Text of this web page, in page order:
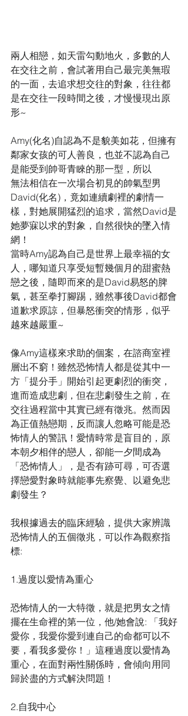
兩人相戀，如天雷勾動地火，多數的人
在交往之前，會試著用自己最完美無瑕
的一面，去追求想交往的對象，往往都
是在交往一段時間之後，才慢慢現出原
形~
Amy(化名)自認為不是貌美如花，但擁有
鄰家女孩的可人善良，也並不認為自己
是能受到帥哥青睞的那一型，所以
無法相信在一次場合初見的帥氣型男
David(化名)，竟如連續劇裡的劇情一
樣，對她展開猛烈的追求，當然David是
她夢寐以求的對象，自然很快的墜入情
網！
當時Amy認為自己是世界上最幸福的女
人，哪知道只享受短暫幾個月的甜蜜熱
戀之後，隨即而來的是David易怒的脾
氣，甚至拳打腳踢，雖然事後David都會
道歉求原諒，但暴怒衝突的情形，似乎
越來越嚴重~
像Amy這樣來求助的個案，在諮商室裡
層出不窮！雖然恐怖情人都是從其中一
方「提分手」開始引起更劇烈的衝突，
進而造成悲劇，但在悲劇發生之前，在
交往過程當中其實已經有徵兆。然而因
為正值熱戀期，反而讓人忽略可能是恐
怖情人的警訊！愛情時常是盲目的，原
本朝夕相伴的戀人，卻能一夕間成為
「恐怖情人」，是否有跡可尋，可否選
擇戀愛對象時就能事先察覺、以避免悲
劇發生？
我根據過去的臨床經驗，提供大家辨識
恐怖情人的五個徵兆，可以作為觀察指
標:
1.過度以愛情為重心
恐怖情人的一大特徵，就是把男女之情
擺在生命裡的第一位，他/她會說: 「我好
愛你，我愛你愛到連自己的命都可以不
要，看我多愛你！」這種過度以愛情為
重心，在面對兩性關係時，會傾向用同
歸於盡的方式解決問題！
2.自我中心